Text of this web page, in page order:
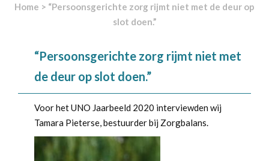
Home > “Persoonsgerichte zorg rijmt niet met de deur op
slot doen.”
“Persoonsgerichte zorg rijmt niet met
de deur op slot doen.”
Voor het UNO Jaarbeeld 2020 interviewden wij
Tamara Pieterse, bestuurder bij Zorgbalans.